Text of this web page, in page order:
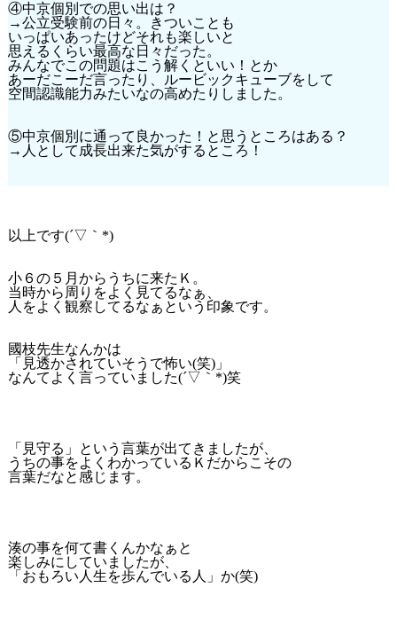
④中京個別での思い出は？
→公立受験前の日々。きついことも
いっぱいあったけどそれも楽しいと
思えるくらい最高な日々だった。
みんなでこの問題はこう解くといい！とか
あーだこーだ言ったり、ルービックキューブをして
空間認識能力みたいなの高めたりしました。
⑤中京個別に通って良かった！と思うところはある？
→人として成長出来た気がするところ！
以上です(´▽｀*)
小６の５月からうちに来たＫ。
当時から周りをよく見てるなぁ、
人をよく観察してるなぁという印象です。
國枝先生なんかは
「見透かされていそうで怖い(笑)」
なんてよく言っていました(´▽｀*)笑
「見守る」という言葉が出てきましたが、
うちの事をよくわかっているＫだからこその
言葉だなと感じます。
湊の事を何て書くんかなぁと
楽しみにしていましたが、
「おもろい人生を歩んでいる人」か(笑)